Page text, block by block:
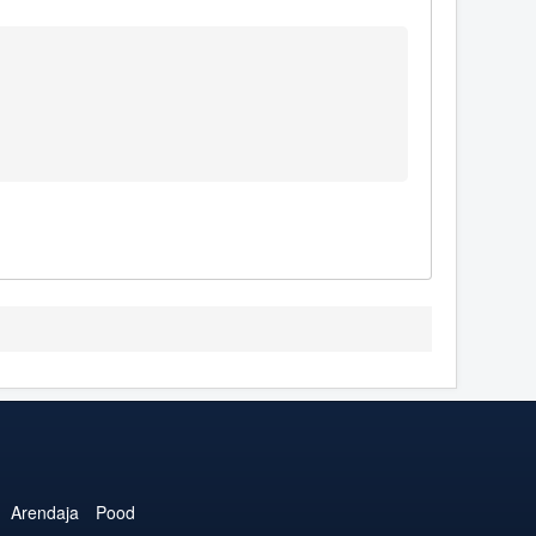
Arendaja Pood